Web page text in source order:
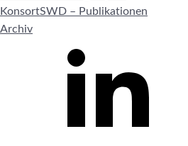
KonsortSWD – Publikationen
Archiv